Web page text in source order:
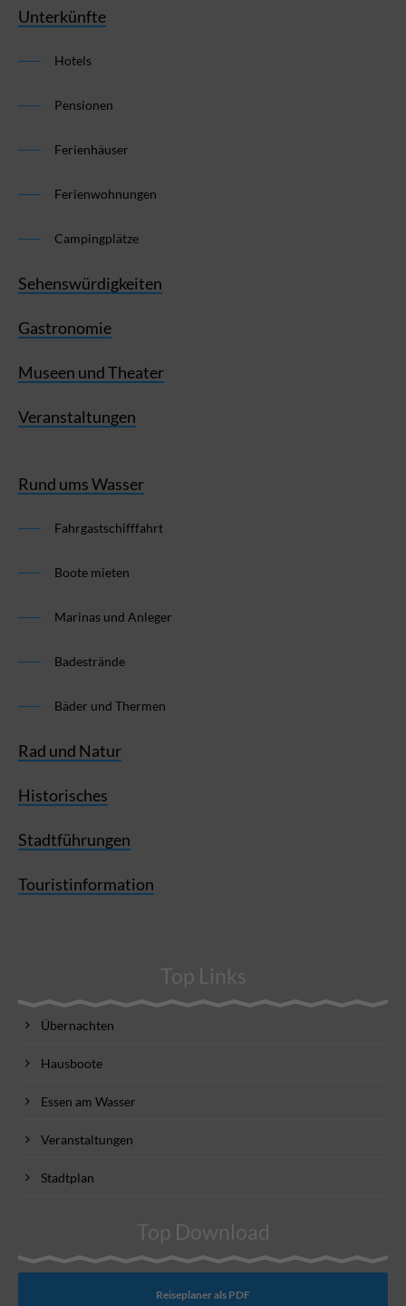
Unterkünfte
Hotels
Pensionen
Ferienhäuser
Ferienwohnungen
Campingplätze
Sehenswürdigkeiten
Gastronomie
Museen und Theater
Veranstaltungen
Rund ums Wasser
Fahrgastschifffahrt
Boote mieten
Marinas und Anleger
Badestrände
Bäder und Thermen
Rad und Natur
Historisches
Stadtführungen
Touristinformation
Top Links
Übernachten
Hausboote
Essen am Wasser
Veranstaltungen
Stadtplan
Top Download
Reiseplaner als PDF